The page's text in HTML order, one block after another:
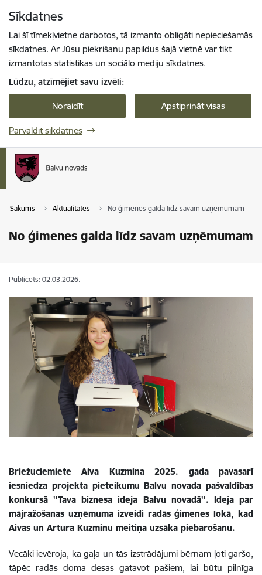
Sīkdatnes
Lai šī tīmekļvietne darbotos, tā izmanto obligāti nepieciešamās
sīkdatnes. Ar Jūsu piekrišanu papildus šajā vietnē var tikt
izmantotas statistikas un sociālo mediju sīkdatnes.
Lūdzu, atzīmējiet savu izvēli:
Noraidīt Apstiprināt visas
Pārvaldīt sīkdatnes
Sākums Aktualitātes No ģimenes galda līdz savam uzņēmumam
No ģimenes galda līdz savam uzņēmumam
Publicēts: 02.03.2026.
Briežuciemiete Aiva Kuzmina 2025. gada pavasarī
iesniedza projekta pieteikumuBalvu novada pašvaldības
konkursā''Tava biznesa ideja Balvu novadā''. Ideja par
mājražošanas uzņēmuma izveidi radās ģimenes lokā, kad
Aivas un Artura Kuzminu meitiņa uzsāka piebarošanu.
Vecāki ievēroja, ka gaļa un tās izstrādājumi bērnam ļoti garšo,
tāpēc radās doma desas gatavot pašiem, lai būtu pilnīga